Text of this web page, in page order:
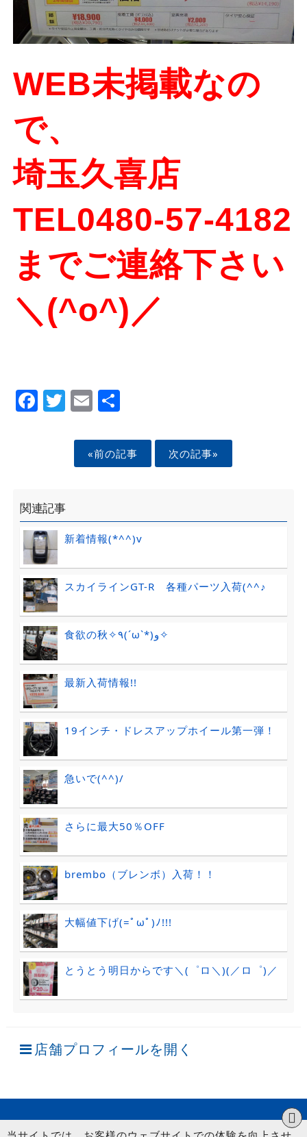
WEB未掲載なの
で、
埼玉久喜店
TEL0480-57-4182
までご連絡下さい
＼(^o^)／
Facebook
Twitter
EmailShare
«前の記事 次の記事»
関連記事
新着情報(*^^)v
スカイラインGT-R 各種パーツ入荷(^^♪
食欲の秋✧٩(ˊωˋ*)و✧
最新入荷情報!!
19インチ・ドレスアップホイール第一弾！
急いで(^^)/
さらに最大50％OFF
brembo（ブレンボ）入荷！！
大幅値下げ(=ﾟωﾟ)ﾉ!!!
とうとう明日からです＼(゜ロ＼)(／ロ゜)／
店舗プロフィールを開く